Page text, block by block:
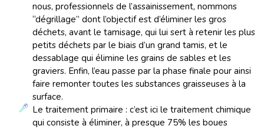
nous, professionnels de l’assainissement, nommons
“dégrillage” dont l’objectif est d’éliminer les gros
déchets, avant le tamisage, qui lui sert à retenir les plus
petits déchets par le biais d’un grand tamis, et le
dessablage qui élimine les grains de sables et les
graviers. Enfin, l’eau passe par la phase finale pour ainsi
faire remonter toutes les substances graisseuses à la
surface.
Le traitement primaire : c’est ici le traitement chimique
qui consiste à éliminer, à presque 75% les boues